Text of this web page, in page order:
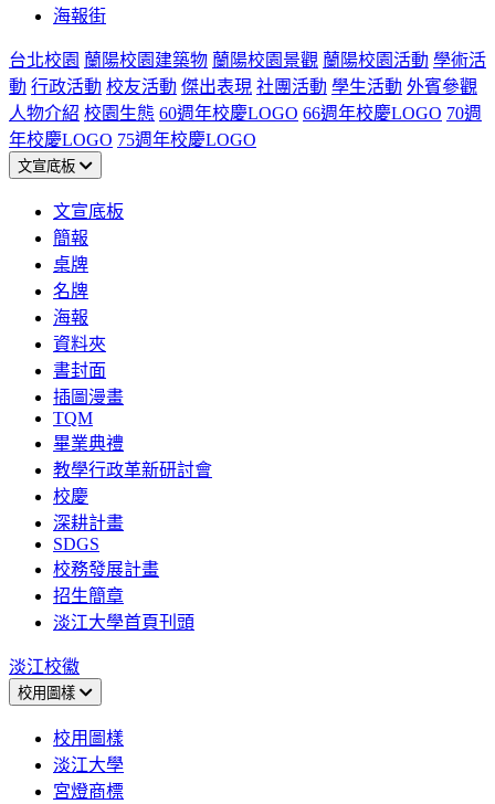
海報街
台北校園 蘭陽校園建築物 蘭陽校園景觀 蘭陽校園活動 學術活
動 行政活動 校友活動 傑出表現 社團活動 學生活動 外賓參觀
人物介紹 校園生態 60週年校慶LOGO 66週年校慶LOGO 70週
年校慶LOGO 75週年校慶LOGO
文宣底板
文宣底板
簡報
桌牌
名牌
海報
資料夾
書封面
插圖漫畫
TQM
畢業典禮
教學行政革新研討會
校慶
深耕計畫
SDGS
校務發展計畫
招生簡章
淡江大學首頁刊頭
淡江校徽
校用圖樣
校用圖樣
淡江大學
宮燈商標